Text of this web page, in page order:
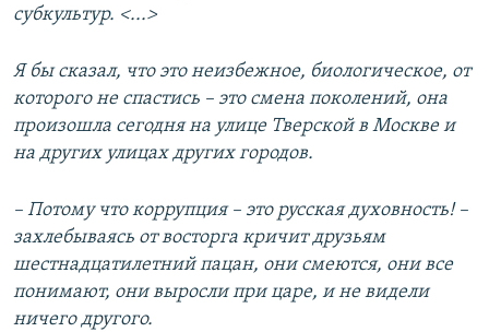
субкультур. <...>
Я бы сказал, что это неизбежное, биологическое, от
которого не спастись – это смена поколений, она
произошла сегодня на улице Тверской в Москве и
на других улицах других городов.
– Потому что коррупция – это русская духовность! –
захлебываясь от восторга кричит друзьям
шестнадцатилетний пацан, они смеются, они все
понимают, они выросли при царе, и не видели
ничего другого.